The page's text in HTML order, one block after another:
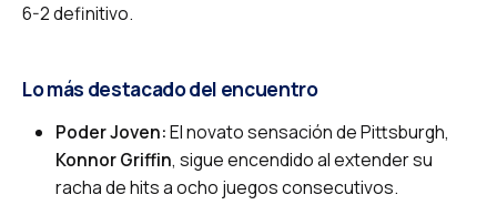
6-2 definitivo.
Lo más destacado del encuentro
Poder Joven:El novato sensación de Pittsburgh,
Konnor Griffin, sigue encendido al extender su
racha de hits a ocho juegos consecutivos.